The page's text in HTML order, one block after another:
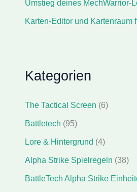
Umstieg deines MechWarrior-
Karten-Editor und Kartenraum
Kategorien
The Tactical Screen (6)
Battletech (95)
Lore & Hintergrund (4)
Alpha Strike Spielregeln (38)
BattleTech Alpha Strike